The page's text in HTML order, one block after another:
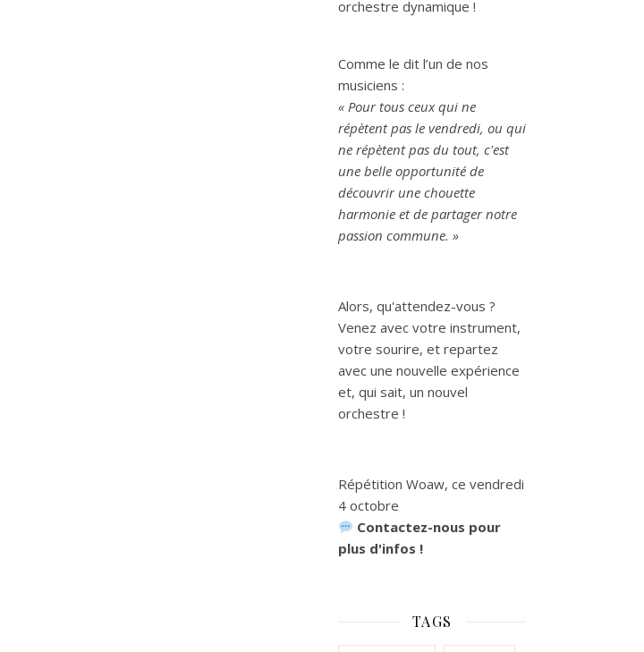
orchestre dynamique !
Comme le dit l’un de nos
musiciens :
« Pour tous ceux qui ne
répètent pas le vendredi, ou qui
ne répètent pas du tout, c'est
une belle opportunité de
découvrir une chouette
harmonie et de partager notre
passion commune. »
Alors, qu'attendez-vous ?
Venez avec votre instrument,
votre sourire, et repartez
avec une nouvelle expérience
et, qui sait, un nouvel
orchestre !
Répétition Woaw, ce vendredi
4 octobre
Contactez-nous pour
plus d'infos !
TAGS